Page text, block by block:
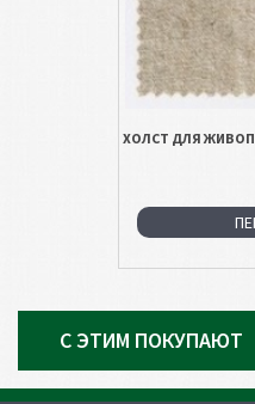
ХОЛСТ ДЛЯ
С ЭТИМ ПОКУПАЮТ